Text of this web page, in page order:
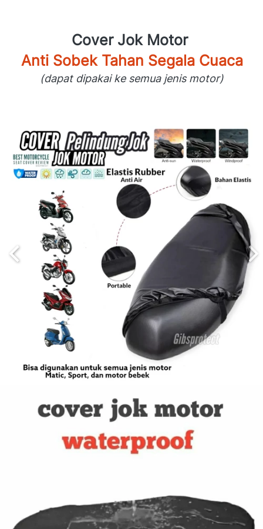
Cover Jok Motor
Anti Sobek Tahan Segala Cuaca
(dapat dipakai ke semua jenis motor)